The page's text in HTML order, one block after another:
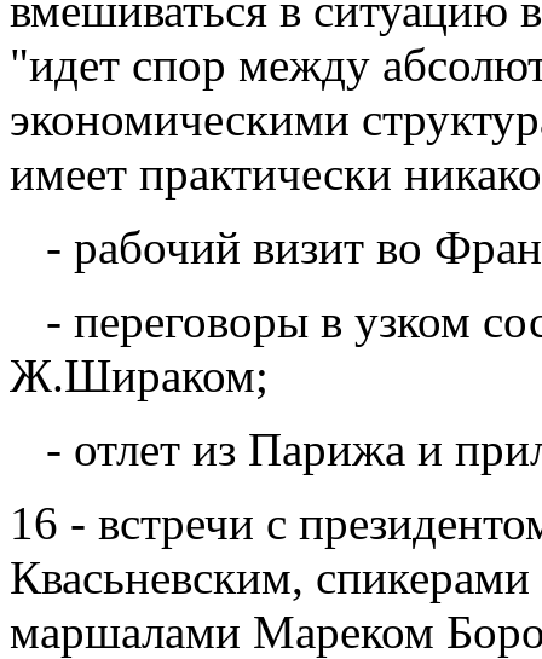
"идет спор между
экономическими
имеет практически
- рабочий визит во
- переговоры в узком
Ж.Шираком;
- отлет из Парижа и
16 - встречи с
Квасьневским,
маршалами Мареком